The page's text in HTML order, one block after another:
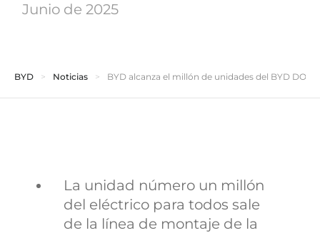
Junio de 2025
BYD Noticias BYD alcanza el millón de unidades del BYD
La unidad número un millón
del eléctrico para todos sale
de la línea de montaje de la